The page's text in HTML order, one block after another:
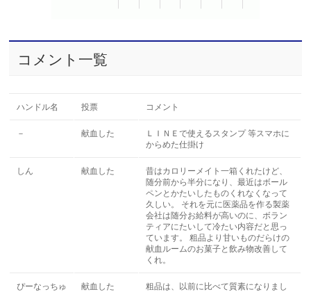
コメント一覧
ハンドル名 投票 コメント
－ 献血した
ＬＩＮＥで使えるスタンプ 等スマホに
からめた仕掛け
しん 献血した
昔はカロリーメイト一箱くれたけど、
随分前から半分になり、最近はボール
ペンとかたいしたものくれなくなって
久しい。 それを元に医薬品を作る製薬
会社は随分お給料が高いのに、ボラン
ティアにたいして冷たい内容だと思っ
ています。 粗品より甘いものだらけの
献血ルームのお菓子と飲み物改善して
くれ。
ぴーなっちゅ 献血した
粗品は、以前に比べて質素になりまし